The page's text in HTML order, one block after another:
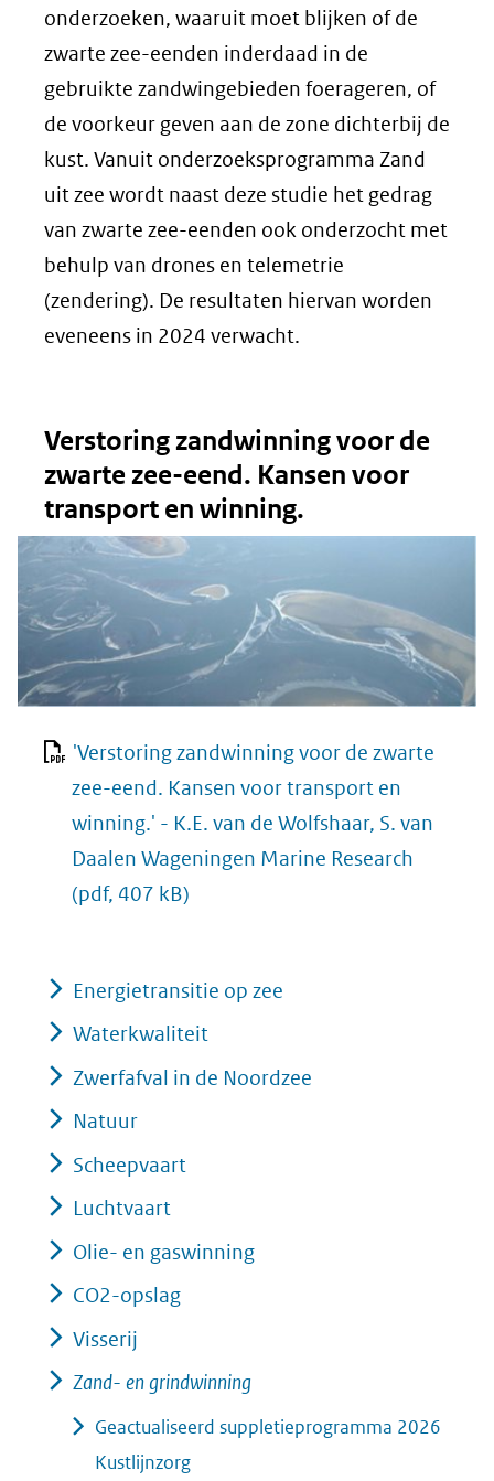
onderzoeken, waaruit moet blijken of de
zwarte zee-eenden inderdaad in de
gebruikte zandwingebieden foerageren, of
de voorkeur geven aan de zone dichterbij de
kust. Vanuit onderzoeksprogramma Zand
uit zee wordt naast deze studie het gedrag
van zwarte zee-eenden ook onderzocht met
behulp van drones en telemetrie
(zendering). De resultaten hiervan worden
eveneens in 2024 verwacht.
Verstoring zandwinning voor de
zwarte zee-eend. Kansen voor
transport en winning.
'Verstoring zandwinning voor de zwarte
zee-eend. Kansen voor transport en
winning.' - K.E. van de Wolfshaar, S. van
Daalen Wageningen Marine Research
(pdf, 407 kB)
Energietransitie op zee
Waterkwaliteit
Zwerfafval in de Noordzee
Natuur
Scheepvaart
Luchtvaart
Olie- en gaswinning
CO2-opslag
Visserij
Zand- en grindwinning
Geactualiseerd suppletieprogramma 2026
Kustlijnzorg